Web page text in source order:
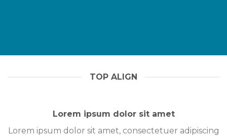
TOP ALIGN
Lorem ipsum dolor sit amet
Lorem ipsum dolor sit amet, consectetuer adipiscing